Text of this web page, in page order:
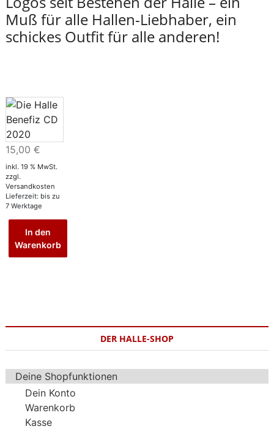
Muß für alle Hallen-Liebhaber, ein
schickes Outfit für alle anderen!
15,00 €
inkl. 19 % MwSt.
zzgl.
Versandkosten
Lieferzeit: bis zu
7 Werktage
In den
Warenkorb
DER HALLE-SHOP
Deine Shopfunktionen
Dein Konto
Warenkorb
Kasse